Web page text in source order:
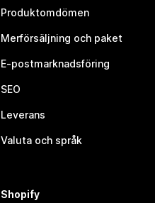
Produktomdömen
Merförsäljning och paket
E-postmarknadsföring
SEO
Leverans
Valuta och språk
Shopify